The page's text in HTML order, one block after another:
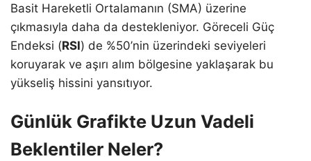
Basit Hareketli Ortalamanın (SMA) üzerine
çıkmasıyla daha da destekleniyor. Göreceli Güç
Endeksi (RSI) de %50’nin üzerindeki seviyeleri
koruyarak ve aşırı alım bölgesine yaklaşarak bu
yükseliş hissini yansıtıyor.
Günlük Grafikte Uzun Vadeli
Beklentiler Neler?